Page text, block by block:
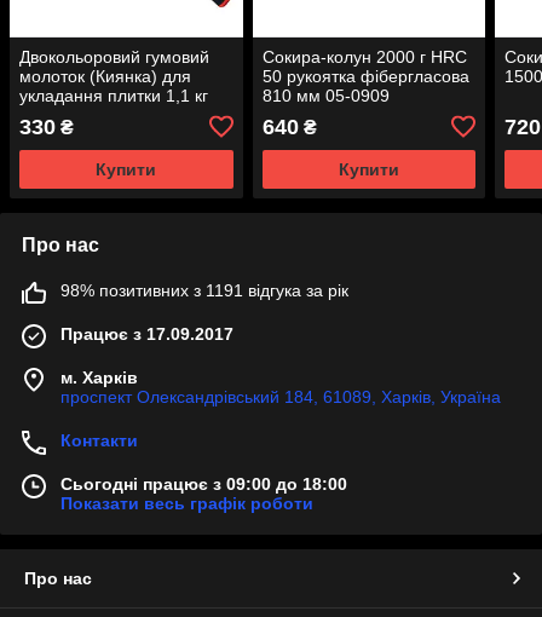
Двокольоровий гумовий
молоток (Киянка) для
укладання плитки 1,1 кг
330 ₴
Купити
Сокира-колун 2000 г HRC
50 рукоятка фібергласова
810 мм 05-0909
640₴
Купити
720
Про нас
98% позитивних з 1191 відгука за рік
Працює з 17.09.2017
м. Харків
проспект Олександрівський 184, 61089, Харків, Україна
Контакти
Сьогодні працює з 09:00 до 18:00
Показати весь графік роботи
Про нас